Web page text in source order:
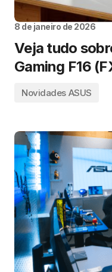
8 de janeiro de 2026
Veja tudo
Gaming F16
Novidades ASUS